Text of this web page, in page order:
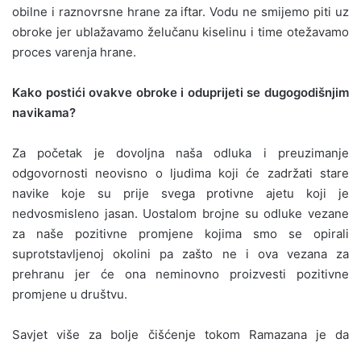
obilne i raznovrsne hrane za iftar. Vodu ne smijemo piti uz
obroke jer ublažavamo želučanu kiselinu i time otežavamo
proces varenja hrane.
Kako postići ovakve obroke i oduprijeti se dugogodišnjim
navikama?
Za početak je dovoljna naša odluka i preuzimanje
odgovornosti neovisno o ljudima koji će zadržati stare
navike koje su prije svega protivne ajetu koji je
nedvosmisleno jasan. Uostalom brojne su odluke vezane
za naše pozitivne promjene kojima smo se opirali
suprotstavljenoj okolini pa zašto ne i ova vezana za
prehranu jer će ona neminovno proizvesti pozitivne
promjene u društvu.
Savjet više za bolje čišćenje tokom Ramazana je da